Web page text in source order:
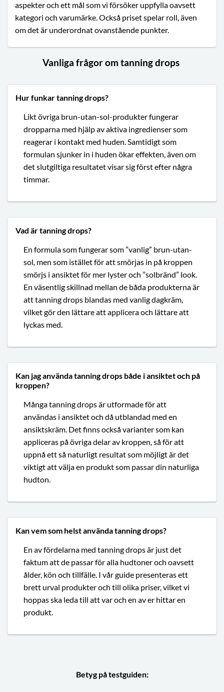
aspekter och ett mål som vi försöker uppfylla oavsett
kategori och varumärke. Också priset spelar roll, även
om det är underordnat ovanstående punkter.
Vanliga frågor om tanning drops
Hur funkar tanning drops?
Likt övriga brun-utan-sol-produkter fungerar
dropparna med hjälp av aktiva ingredienser som
reagerar i kontakt med huden. Samtidigt som
formulan sjunker in i huden ökar effekten, även om
det slutgiltiga resultatet visar sig först efter några
timmar.
Vad är tanning drops?
En formula som fungerar som ”vanlig” brun-utan-
sol, men som istället för att smörjas in på kroppen
smörjs i ansiktet för mer lyster och ”solbränd” look.
En väsentlig skillnad mellan de båda produkterna är
att tanning drops blandas med vanlig dagkräm,
vilket gör den lättare att applicera och lättare att
lyckas med.
Kan jag använda tanning drops både i ansiktet och på
kroppen?
Många tanning drops är utformade för att
användas i ansiktet och då utblandad med en
ansiktskräm. Det finns också varianter som kan
appliceras på övriga delar av kroppen, så för att
uppnå ett så naturligt resultat som möjligt är det
viktigt att välja en produkt som passar din naturliga
hudton.
Kan vem som helst använda tanning drops?
En av fördelarna med tanning drops är just det
faktum att de passar för alla hudtoner och oavsett
ålder, kön och tillfälle. I vår guide presenteras ett
brett urval produkter och till olika priser, vilket vi
hoppas ska leda till att var och en av er hittar en
produkt.
Betyg på testguiden: